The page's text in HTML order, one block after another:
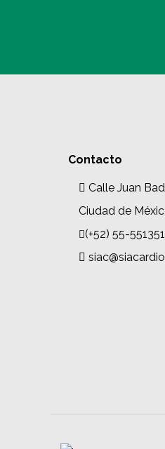
Contacto
Calle Juan
Ciudad de
(+52) 55-